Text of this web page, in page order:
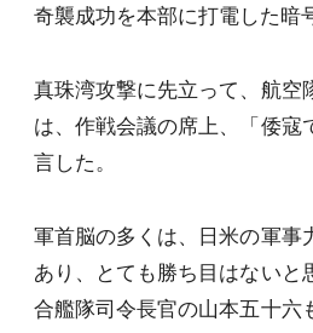
奇襲成功を本部に打電した暗
真珠湾攻撃に先立って、航空
は、作戦会議の席上、「倭寇
言した。
軍首脳の多くは、日米の軍事
あり、とても勝ち目はないと
合艦隊司令長官の山本五十六